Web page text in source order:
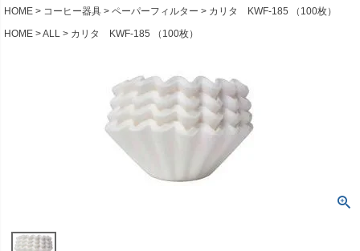
HOME
コーヒー器具 ペーパーフィルター
カリタ KWF-185 （100枚）
HOME
ALL カリタ KWF-185 （100枚）